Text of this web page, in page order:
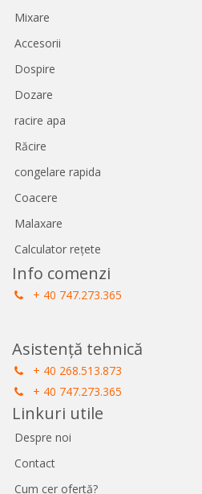
Mixare
Accesorii
Dospire
Dozare
racire apa
Răcire
congelare rapida
Coacere
Malaxare
Calculator rețete
Info comenzi
+ 40 747.273.365
Asistență tehnică
+ 40 268.513.873
+ 40 747.273.365
Linkuri utile
Despre noi
Contact
Cum cer ofertă?